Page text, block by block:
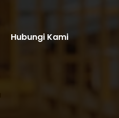
Hubungi Kami